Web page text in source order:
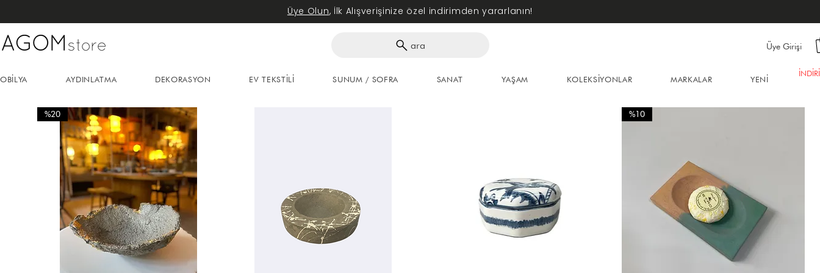
Üye Olun, İlk Alışverişinize özel indirimden yararlanın!
Üye Girişi
ara
%20 %10
AYDINLATMA DEKORASYON EV TEKSTİLİ SUNUM / SOFRA SANAT YAŞAM KOLEKSİYONLAR MARKALAR YENİ